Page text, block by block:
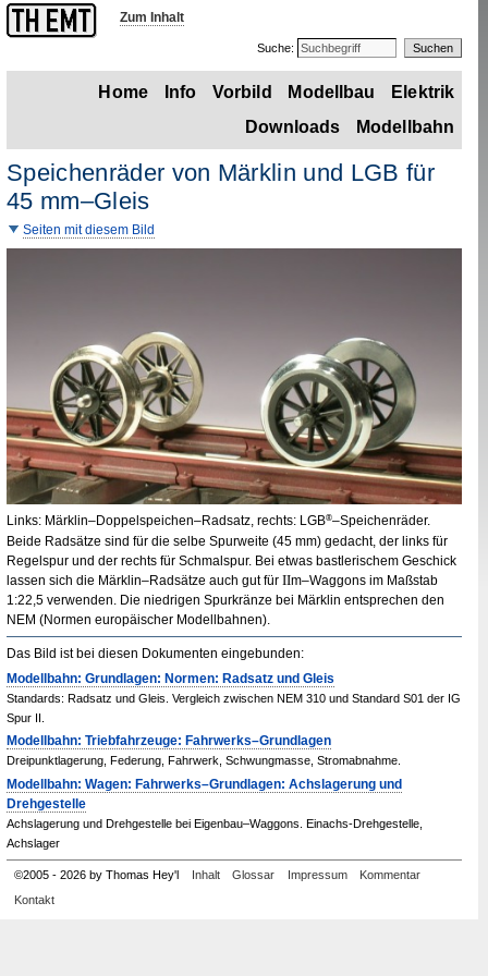
Zum Inhalt
Suche:
Home Info Vorbild Modellbau
Elektrik
Downloads
Modellbahn
Speichenräder von Märklin und LGB für
45 mm–Gleis
Seiten mit diesem Bild
Links: Märklin–Doppelspeichen–Radsatz, rechts: LGB®–Speichenräder.
Beide Radsätze sind für die selbe Spurweite (45 mm) gedacht, der links für
Regelspur und der rechts für Schmalspur. Bei etwas bastlerischem Geschick
lassen sich die Märklin–Radsätze auch gut für IIm–Waggons im Maßstab
1:22,5 verwenden. Die niedrigen Spurkränze bei Märklin entsprechen den
NEM (Normen europäischer Modellbahnen).
Das Bild ist bei diesen Dokumenten eingebunden:
Modellbahn: Grundlagen: Normen: Radsatz und Gleis
Standards: Radsatz und Gleis. Vergleich zwischen NEM 310 und Standard S01 der IG
Spur II.
Modellbahn: Triebfahrzeuge: Fahrwerks–Grundlagen
Dreipunktlagerung, Federung, Fahrwerk, Schwungmasse, Stromabnahme.
Modellbahn: Wagen: Fahrwerks–Grundlagen: Achslagerung und
Drehgestelle
Achslagerung und Drehgestelle bei Eigenbau–Waggons. Einachs-Drehgestelle,
Achslager
©2005- 2026 by Thomas Hey'l Inhalt Glossar Impressum
Kommentar
Kontakt